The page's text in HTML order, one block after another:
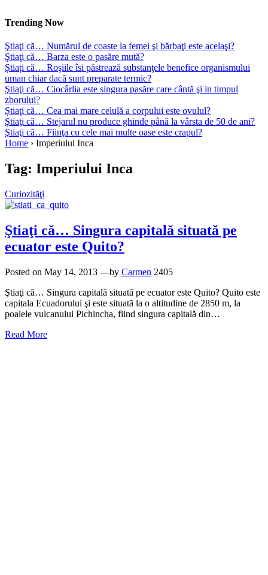
Trending Now
Ştiaţi că… Numărul de coaste la femei şi bărbaţi este acelaşi?
Ştiaţi că… Barza este o pasăre mută?
Știați că… Roşiile îsi păstrează substanţele benefice organismului
uman chiar dacă sunt preparate termic?
Ştiaţi că… Ciocârlia este singura pasăre care cântă şi in timpul
zborului?
Știaţi că… Cea mai mare celulă a corpului este ovulul?
Ştiaţi că… Stejarul nu produce ghinde până la vârsta de 50 de ani?
Ştiaţi că… Fiinţa cu cele mai multe oase este crapul?
Home › Imperiului Inca
Tag: Imperiului Inca
Curiozităţi
Ştiaţi că… Singura capitală situată pe
ecuator este Quito?
Posted on May 14, 2013 —by Carmen 2405
Ştiaţi că… Singura capitală situată pe ecuator este Quito? Quito este
capitala Ecuadorului şi este situată la o altitudine de 2850 m, la
poalele vulcanului Pichincha, fiind singura capitală din…
Read More